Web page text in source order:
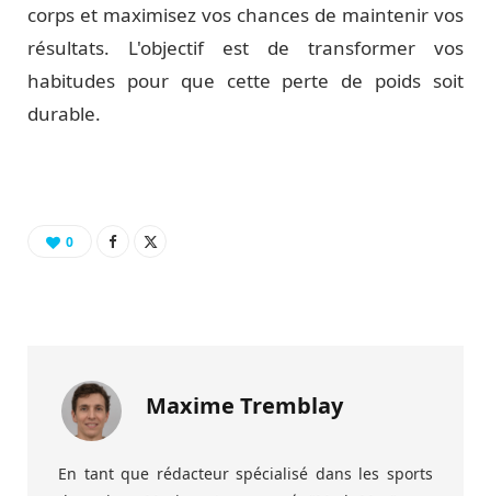
corps et maximisez vos chances de maintenir vos
résultats. L'objectif est de transformer vos
habitudes pour que cette perte de poids soit
durable.
0
Maxime Tremblay
En tant que rédacteur spécialisé dans les sports